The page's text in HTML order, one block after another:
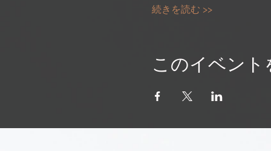
続きを読む >>
このイベント